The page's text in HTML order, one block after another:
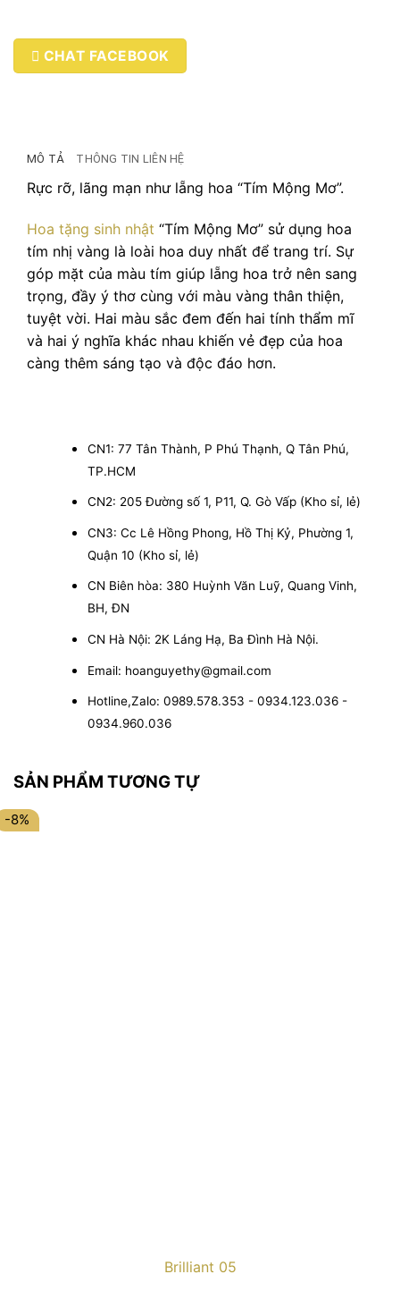
CHAT FACEBOOK
MÔ TẢ THÔNG TIN LIÊN HỆ
Rực rỡ, lãng mạn như lẵng hoa “Tím Mộng Mơ”.
Hoa tặng sinh nhật “Tím Mộng Mơ” sử dụng hoa
tím nhị vàng là loài hoa duy nhất để trang trí. Sự
góp mặt của màu tím giúp lẵng hoa trở nên sang
trọng, đầy ý thơ cùng với màu vàng thân thiện,
tuyệt vời. Hai màu sắc đem đến hai tính thẩm mĩ
và hai ý nghĩa khác nhau khiến vẻ đẹp của hoa
càng thêm sáng tạo và độc đáo hơn.
CN1: 77 Tân Thành, P Phú Thạnh, Q Tân Phú,
TP.HCM
CN2: 205 Đường số 1, P11, Q. Gò Vấp (Kho sỉ, lẻ)
CN3: Cc Lê Hồng Phong, Hồ Thị Kỷ, Phường 1,
Quận 10 (Kho sỉ, lẻ)
CN Biên hòa: 380 Huỳnh Văn Luỹ, Quang Vinh,
BH, ĐN
CN Hà Nội: 2K Láng Hạ, Ba Đình Hà Nội.
Email: hoanguyethy@gmail.com
Hotline,Zalo: 0989.578.353 - 0934.123.036 -
0934.960.036
SẢN PHẨM TƯƠNG TỰ
-8%
Brilliant 05